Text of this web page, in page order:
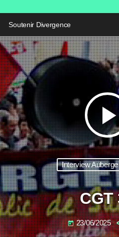
Soutenir Divergence
Interview
CGT
today 23/06/2025